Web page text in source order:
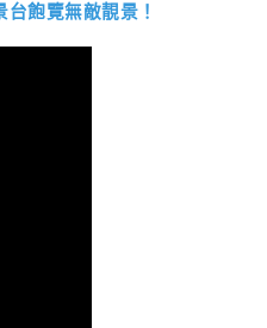
飽覽無敵靚景！